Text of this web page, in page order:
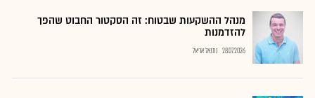
מנהל ההשקעות שבטוח: זה הסקטור החבוט שהפך
להזדמנות
28.07.2026 נתנאל אריאל